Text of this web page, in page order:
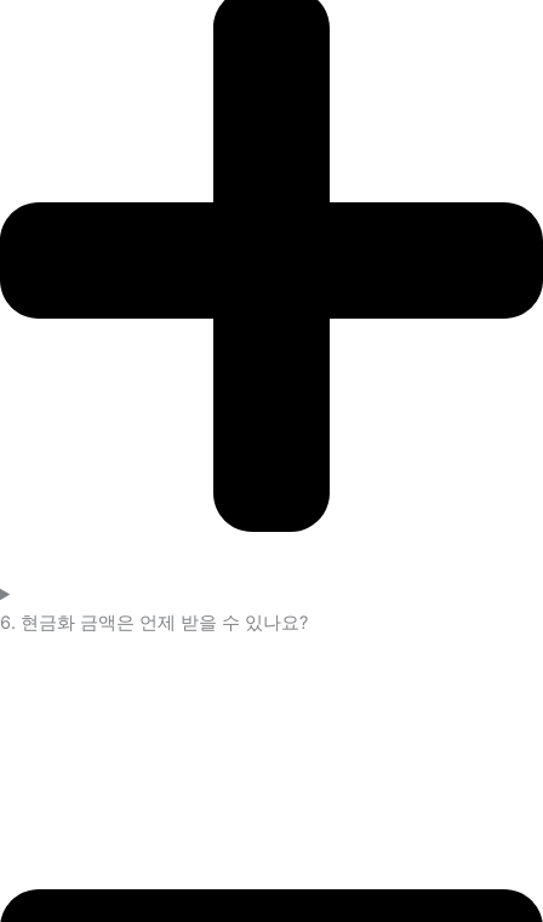
6. 현금화 금액은 언제 받을 수 있나요?